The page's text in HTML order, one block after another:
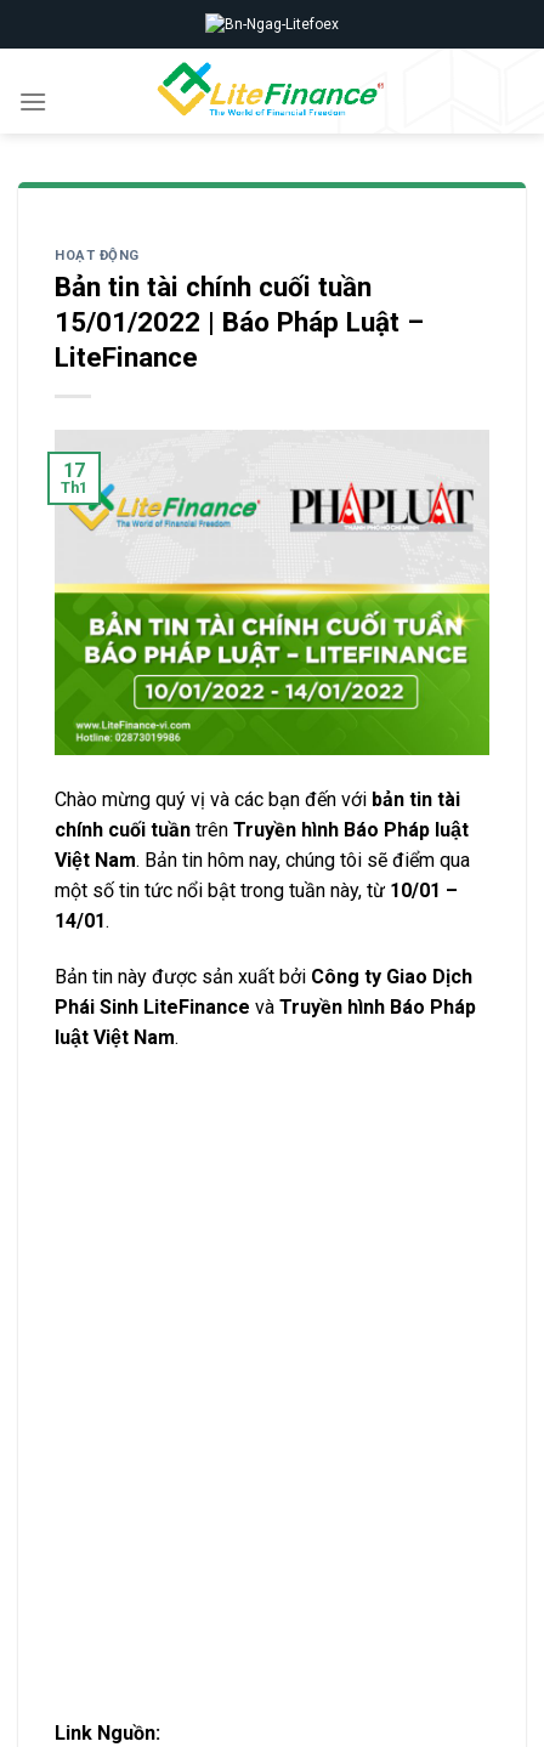
to
HOẠT ĐỘNG
Bản tin tài chính cuối tuần
15/01/2022 | Báo Pháp Luật –
LiteFinance
17
Th1
Chào mừng quý vị và các bạn đến với bản tin tài
chính cuối tuần trên Truyền hình Báo Pháp luật
Việt Nam. Bản tin hôm nay, chúng tôi sẽ điểm qua
một số tin tức nổi bật trong tuần này, từ 10/01 –
14/01.
Bản tin này được sản xuất bởi Công ty Giao Dịch
Phái Sinh LiteFinance và Truyền hình Báo Pháp
luật Việt Nam.
Link Nguồn: